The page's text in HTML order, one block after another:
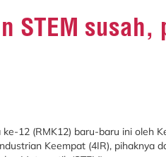
STEM susah,
12 (RMK12) baru-baru ini oleh
Keempat (4IR), pihaknya